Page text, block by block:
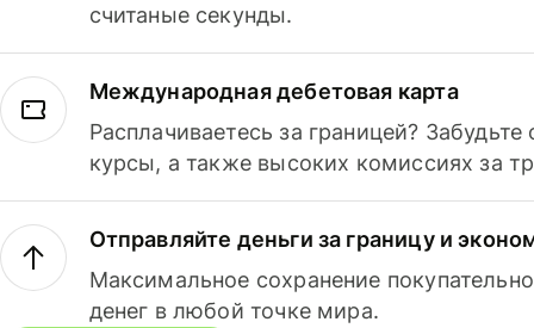
считаные секунды.
Международная дебетовая карта
Расплачиваетесь за границей?
курсы, а также высоких комиссиях за
Отправляйте деньги за границу и
Максимальное сохранение
денег в любой точке мира.